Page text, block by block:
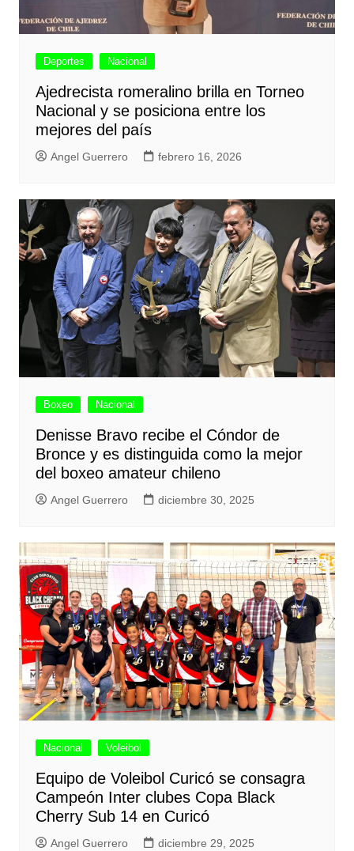
Deportes Nacional
Ajedrecista romeralino brilla en Torneo
Nacional y se posiciona entre los
mejores del país
Angel Guerrero febrero 16, 2026
Boxeo Nacional
Denisse Bravo recibe el Cóndor de
Bronce y es distinguida como la mejor
del boxeo amateur chileno
Angel Guerrero diciembre 30, 2025
Nacional Voleibol
Equipo de Voleibol Curicó se consagra
Campeón Inter clubes Copa Black
Cherry Sub 14 en Curicó
Angel Guerrero diciembre 29, 2025